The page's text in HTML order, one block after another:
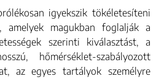
igyekszik tökéletesíteni
amelyek magukban foglalják a
szerinti kiválasztást, a
hőmérséklet-szabályozott
az egyes tartályok személyre